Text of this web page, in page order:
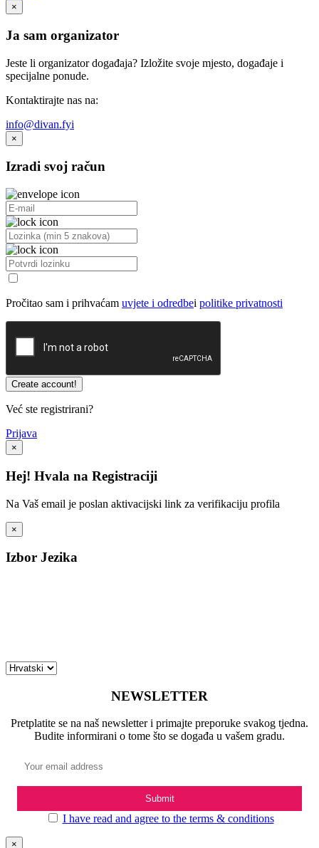
×
Ja sam organizator
Jeste li organizator događaja? Izložite svoje mjesto, događaje i
specijalne ponude.
Kontaktirajte nas na:
info@divan.fyi
×
Izradi svoj račun
Pročitao sam i prihvaćam uvjete i odredbei politike privatnosti
Već ste registrirani?
Prijava
×
Hej! Hvala na Registraciji
Na Vaš email je poslan aktivacijski link za verifikaciju profila
×
Izbor Jezika
NEWSLETTER
Pretplatite se na naš newsletter i primajte preporuke svakog tjedna.
Budite informirani o tome što se događa u vašem gradu.
I have read and agree to the terms & conditions
×